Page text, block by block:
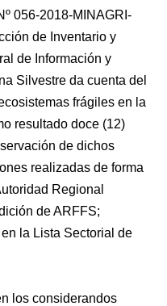
056-2018-MINAGRI-
de Inventario y
de Información y
Silvestre da cuenta del
frágiles en la
resultado doce (12)
de dichos
realizadas de forma
Regional
de ARFFS;
la Lista Sectorial de
los considerandos